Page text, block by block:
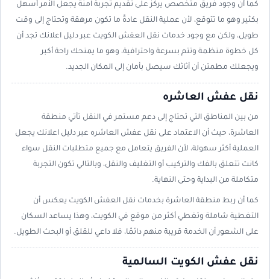
كما أن وجود فريق متخصص يركز على تقديم تجربة آمنة يجعل الأمر أسهل
بكثير وهو ما تتوقع، لأن عملية النقل عادةً ما تكون مرهقة وتحتاج إلى وقت
طويل، ولكن مع وجود خدمات نقل العفش الكويت عبر دليل اعلانك تجد أن
كل خطوة منظمة وتتم بسرعة واحترافية، وهو ما يمنحك راحة أكبر
ويجعلك مطمئن أن أثاثك سيصل بأمان إلى المكان الجديد.
نقل عفش العاشره
من بين المناطق التي تحتاج إلى دعم مستمر في النقل تأتي منطقة
العاشرة، حيث أن الاعتماد على نقل عفش العاشره عبر دليل اعلانك يجعل
العملية أكثر سهولة، لأن الفريق يتعامل مع جميع متطلبات النقل سواء
كانت تتعلق بالفك والتركيب أو التغليف والنقل، وبالتالي تكون التجربة
متكاملة من البداية وحتى النهاية.
كما أن ربط منطقة العاشرة بخدمات نقل العفش الكويت يعكس أن
التغطية شاملة وتغطي أكثر من موقع في الكويت، وهذا يساعد السكان
على الشعور أن الخدمة قريبة منهم دائمًا، فلا داعي للقلق أو البحث الطويل.
نقل عفش الكويت السالمية